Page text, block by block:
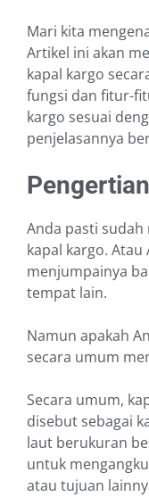
Mari kita
Artikel ini akan
kapal kargo
fungsi dan fitur-
kargo sesuai
penjelasannya
Anda pasti
kapal kargo.
menjumpainya
tempat lain.
Namun apakah
secara umum
Secara umum,
disebut sebagai
laut berukuran
untuk
atau tujuan